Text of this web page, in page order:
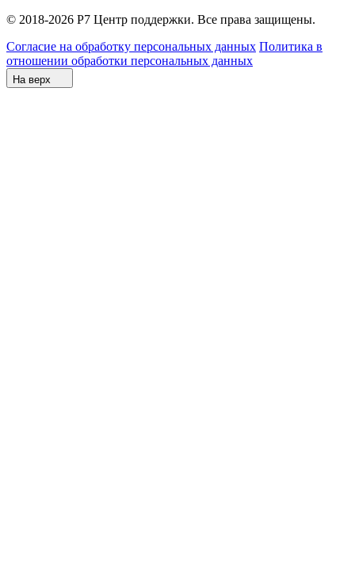
© 2018-2026 Р7 Центр поддержки. Все права защищены.
Согласие на обработку персональных данных Политика в
отношении обработки персональных данных
На верх